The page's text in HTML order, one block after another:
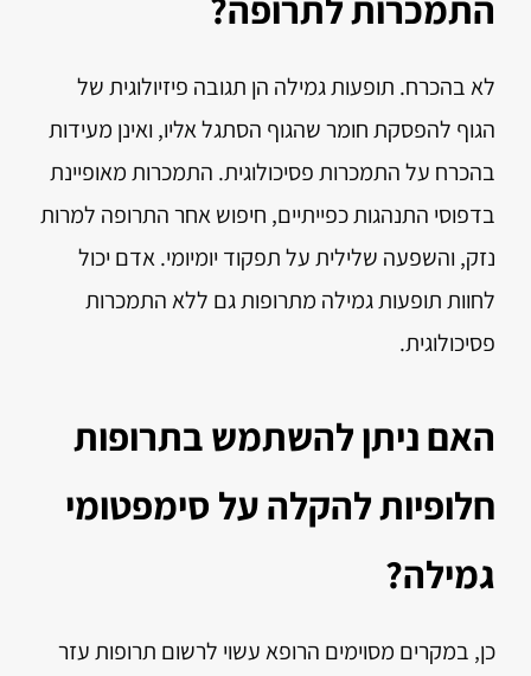
לא בהכרח. תופעות גמילה הן תגובה פיזיולוגית של
הגוף להפסקת חומר שהגוף הסתגל אליו, ואינן מעידות
בהכרח על התמכרות פסיכולוגית. התמכרות מאופיינת
בדפוסי התנהגות כפייתיים, חיפוש אחר התרופה למרות
נזק, והשפעה שלילית על תפקוד יומיומי. אדם יכול
לחוות תופעות גמילה מתרופות גם ללא התמכרות
פסיכולוגית.
האם ניתן להשתמש בתרופות
חלופיות להקלה על סימפטומי
גמילה?
כן, במקרים מסוימים הרופא עשוי לרשום תרופות עזר